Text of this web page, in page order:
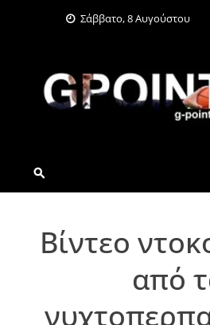
Σάββατο, 8 Αυγούστου
G-
Βίντεο
από